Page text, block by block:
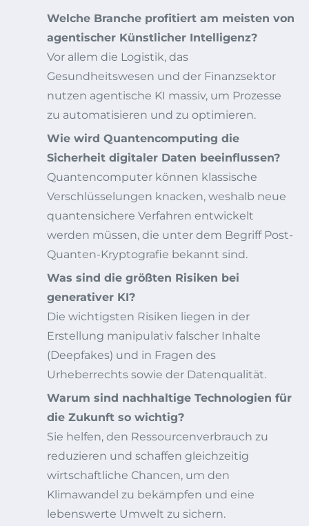
Welche Branche profitiert am meisten von
agentischer Künstlicher Intelligenz?
Vor allem die Logistik, das
Gesundheitswesen und der Finanzsektor
nutzen agentische KI massiv, um Prozesse
zu automatisieren und zu optimieren.
Wie wird Quantencomputing die
Sicherheit digitaler Daten beeinflussen?
Quantencomputer können klassische
Verschlüsselungen knacken, weshalb neue
quantensichere Verfahren entwickelt
werden müssen, die unter dem Begriff Post-
Quanten-Kryptografie bekannt sind.
Was sind die größten Risiken bei
generativer KI?
Die wichtigsten Risiken liegen in der
Erstellung manipulativ falscher Inhalte
(Deepfakes) und in Fragen des
Urheberrechts sowie der Datenqualität.
Warum sind nachhaltige Technologien für
die Zukunft so wichtig?
Sie helfen, den Ressourcenverbrauch zu
reduzieren und schaffen gleichzeitig
wirtschaftliche Chancen, um den
Klimawandel zu bekämpfen und eine
lebenswerte Umwelt zu sichern.